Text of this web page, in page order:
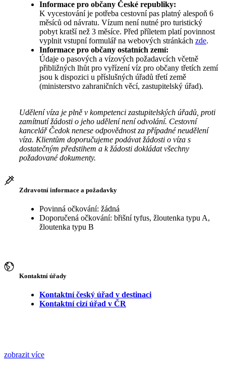
Informace pro občany České republiky:
K vycestování je potřeba cestovní pas platný alespoň 6
měsíců od návratu. Vízum není nutné pro turistický
pobyt kratší než 3 měsíce. Před příletem platí povinnost
vyplnit vstupní formulář na webových stránkách zde.
Informace pro občany ostatních zemí:
Údaje o pasových a vízových požadavcích včetně
přibližných lhůt pro vyřízení víz pro občany třetích zemí
jsou k dispozici u příslušných úřadů třetí země
(ministerstvo zahraničních věcí, zastupitelský úřad).
Udělení víza je plně v kompetenci zastupitelských úřadů, proti
zamítnutí žádosti o jeho udělení není odvolání. Cestovní
kancelář Čedok nenese odpovědnost za případné neudělení
víza. Klientům doporučujeme podávat žádosti o víza s
dostatečným předstihem a k žádosti dokládat všechny
požadované dokumenty.
Zdravotní informace a požadavky
Povinná očkování: žádná
Doporučená očkování: břišní tyfus, žloutenka typu A,
žloutenka typu B
Kontaktní úřady
Kontaktní český úřad v destinaci
Kontaktní cizí úřad v ČR
zobrazit více